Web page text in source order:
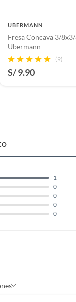
UBERMANN
Fresa Concava 3/
Ubermann
(9)
S/ 9.90
0
0
0
0
1